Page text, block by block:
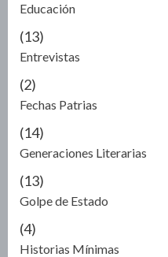
Educación
(13)
Entrevistas
(2)
Fechas Patrias
(14)
Generaciones Literarias
(13)
Golpe de Estado
(4)
Historias Mínimas